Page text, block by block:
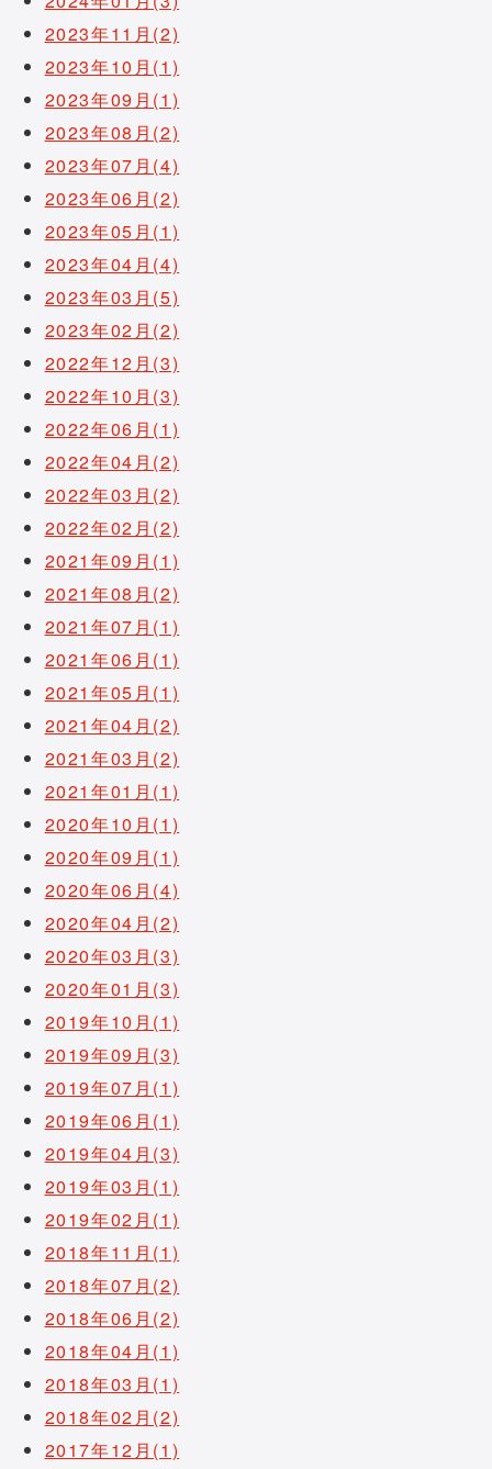
2023年11月(2)
2023年10月(1)
2023年09月(1)
2023年08月(2)
2023年07月(4)
2023年06月(2)
2023年05月(1)
2023年04月(4)
2023年03月(5)
2023年02月(2)
2022年12月(3)
2022年10月(3)
2022年06月(1)
2022年04月(2)
2022年03月(2)
2022年02月(2)
2021年09月(1)
2021年08月(2)
2021年07月(1)
2021年06月(1)
2021年05月(1)
2021年04月(2)
2021年03月(2)
2021年01月(1)
2020年10月(1)
2020年09月(1)
2020年06月(4)
2020年04月(2)
2020年03月(3)
2020年01月(3)
2019年10月(1)
2019年09月(3)
2019年07月(1)
2019年06月(1)
2019年04月(3)
2019年03月(1)
2019年02月(1)
2018年11月(1)
2018年07月(2)
2018年06月(2)
2018年04月(1)
2018年03月(1)
2018年02月(2)
2017年12月(1)